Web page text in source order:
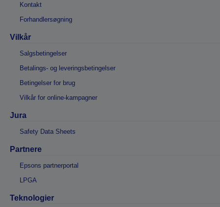
Kontakt
Forhandlersøgning
Vilkår
Salgsbetingelser
Betalings- og leveringsbetingelser
Betingelser for brug
Vilkår for online-kampagner
Jura
Safety Data Sheets
Partnere
Epsons partnerportal
LPGA
Teknologier